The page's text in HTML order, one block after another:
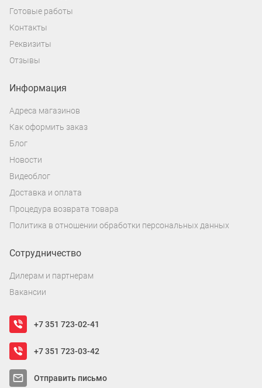
Готовые работы
Контакты
Реквизиты
Отзывы
Информация
Адреса магазинов
Как оформить заказ
Блог
Новости
Видеоблог
Доставка и оплата
Процедура возврата товара
Политика в отношении обработки персональных данных
Сотрудничество
Дилерам и партнерам
Вакансии
+7 351 723-02-41
+7 351 723-03-42
Отправить письмо